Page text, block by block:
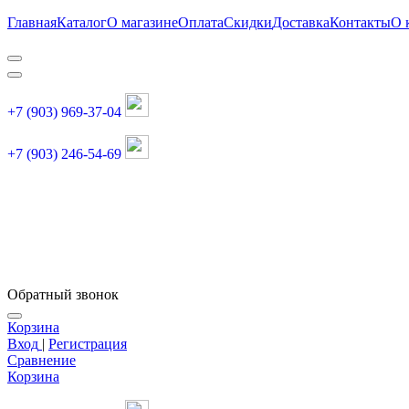
ГлавнаяКаталогО магазинеОплатаСкидкиДоставкаКонтактыО
+7 (903) 969-37-04
+7 (903) 246-54-69
Обратный звонок
Корзина
Вход | Регистрация
Сравнение
Корзина